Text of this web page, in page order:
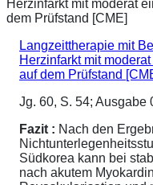
Langzeittherapie mit
Herzinfarkt mit
auf dem Prüfstand
Jg. 60, S. 54; Ausgabe
Fazit : Nach den
Südkorea kann bei
nach akutem